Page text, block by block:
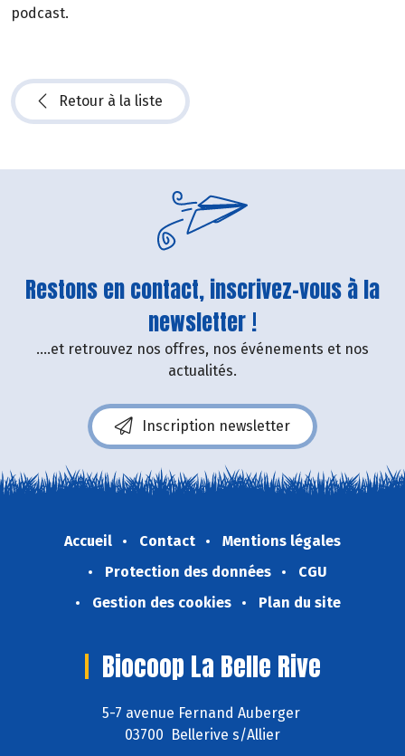
podcast.
Retour à la liste
Restons en contact, inscrivez-vous à la
newsletter !
....et retrouvez nos offres, nos événements et nos
actualités.
Inscription newsletter
Accueil Contact
Mentions légales
Protection des données
CGU
Gestion des cookies
Plan du site
Biocoop La Belle Rive
5-7 avenue Fernand Auberger
03700 Bellerive s/Allier